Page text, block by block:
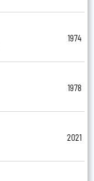
1974
1978
2021